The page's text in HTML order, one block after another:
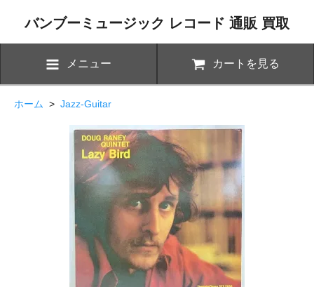
バンブーミュージック レコード 通販 買取
メニュー カートを見る
ホーム > Jazz-Guitar